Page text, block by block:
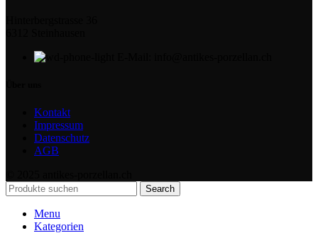
Kontakt
Impressum
Datenschutz
AGB
Search
Menu
Kategorien